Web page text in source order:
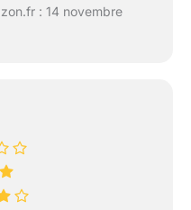
: 14 novembre